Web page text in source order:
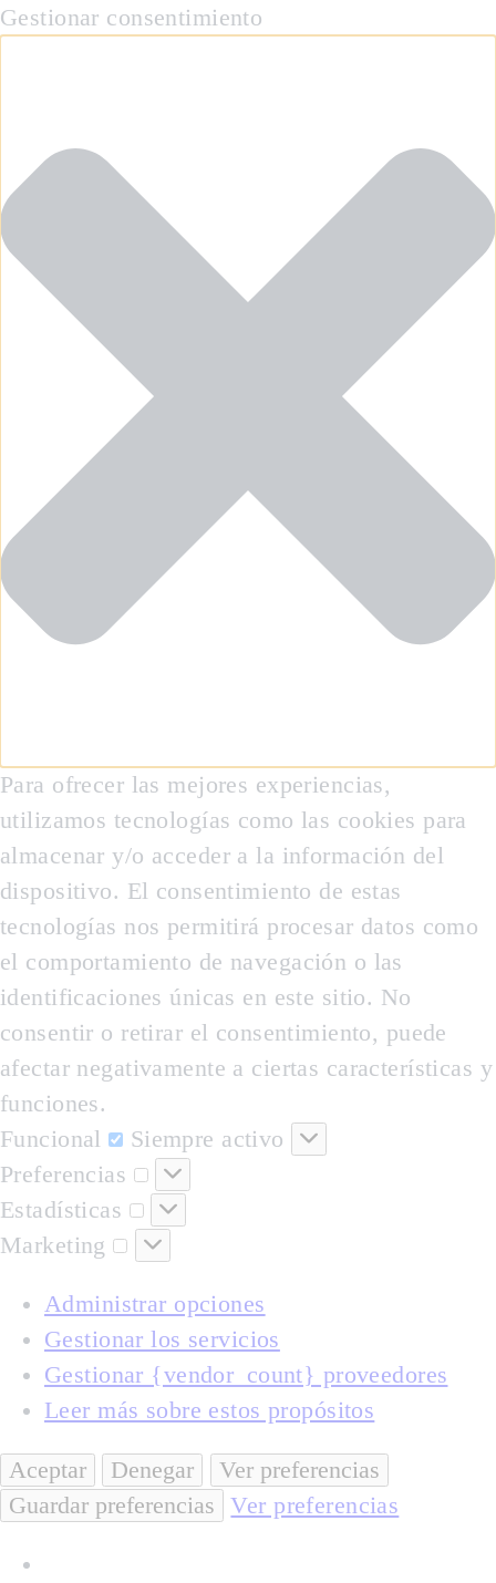
Gestionar consentimiento
Para ofrecer las mejores experiencias,
utilizamos tecnologías como las cookies para
almacenar y/o acceder a la información del
dispositivo. El consentimiento de estas
tecnologías nos permitirá procesar datos como
el comportamiento de navegación o las
identificaciones únicas en este sitio. No
consentir o retirar el consentimiento, puede
afectar negativamente a ciertas características y
funciones.
Funcional
Funcional
Siempre activo
Preferencias
Preferencias
Estadísticas
Estadísticas
Marketing
Marketing
Administrar opciones
Gestionar los servicios
Gestionar {vendor_count} proveedores
Leer más sobre estos propósitos
Aceptar Denegar
Ver preferencias
Guardar preferencias
Ver preferencias